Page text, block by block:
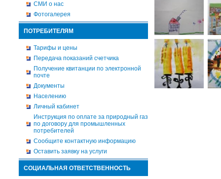
СМИ о нас
Фотогалерея
ПОТРЕБИТЕЛЯМ
Тарифы и цены
Передача показаний счетчика
Получение квитанции по электронной
почте
Документы
Населению
Личный кабинет
Инструкция по оплате за природный газ
по договору для промышленных
потребителей
Сообщите контактную информацию
Оставить заявку на услуги
СОЦИАЛЬНАЯ ОТВЕТСТВЕННОСТЬ